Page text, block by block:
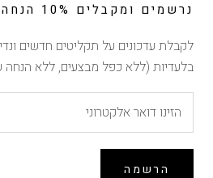
הקרובה באתר (לא כולל הזמנות
נרשמים ומקבלים 10% הנחה
לקבלת עדכונים על תקליטים חדשים
בלעדיות (ללא כפל מבצעים, ללא הנחה
הרשמה